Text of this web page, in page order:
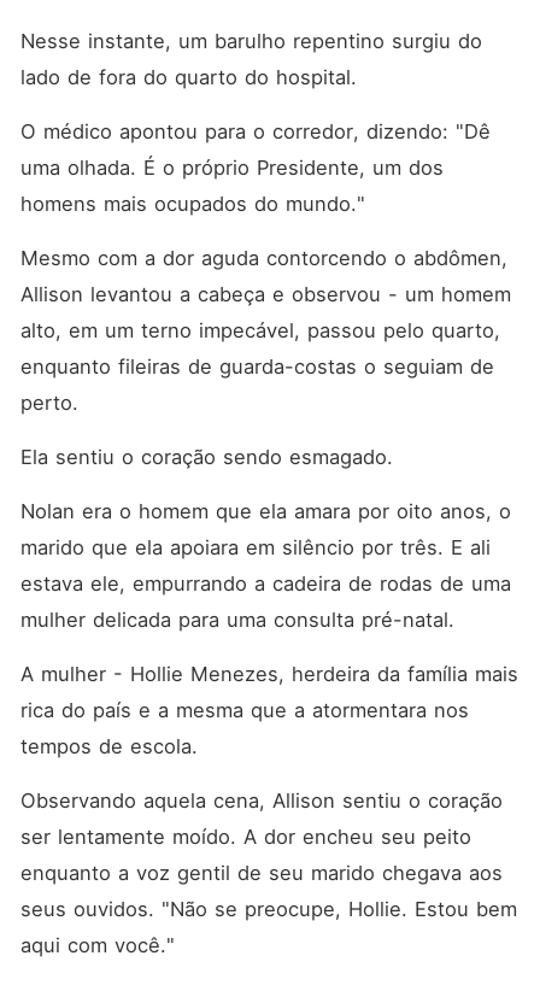
Nesse instante, um barulho repentino surgiu do
lado de fora do quarto do hospital.
O médico apontou para o corredor, dizendo: "Dê
uma olhada. É o próprio Presidente, um dos
homens mais ocupados do mundo."
Mesmo com a dor aguda contorcendo o abdômen,
Allison levantou a cabeça e observou - um homem
alto, em um terno impecável, passou pelo quarto,
enquanto fileiras de guarda-costas o seguiam de
perto.
Ela sentiu o coração sendo esmagado.
Nolan era o homem que ela amara por oito anos, o
marido que ela apoiara em silêncio por três. E ali
estava ele, empurrando a cadeira de rodas de uma
mulher delicada para uma consulta pré-natal.
A mulher - Hollie Menezes, herdeira da família mais
rica do país e a mesma que a atormentara nos
tempos de escola.
Observando aquela cena, Allison sentiu o coração
ser lentamente moído. A dor encheu seu peito
enquanto a voz gentil de seu marido chegava aos
seus ouvidos. "Não se preocupe, Hollie. Estou bem
aqui com você."